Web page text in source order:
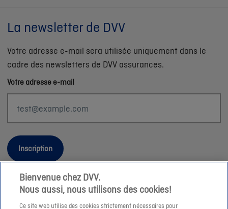
La newsletter de DVV
Votre adresse e-mail sera utilisée uniquement dans le
cadre des newsletters de DVV assurances.
Votre adresse e-mail
Inscription
Informations légales
Bienvenue chez DVV.
Nous aussi, nous utilisons des cookies!
Ce site web utilise des cookies strictement nécessaires pour